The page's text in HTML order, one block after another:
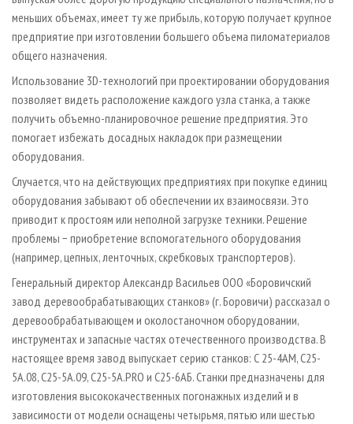
меньших объемах, имеет ту же прибыль, которую получает крупное
предприятие при изготовлении большего объема пиломатериалов
общего назначения.
Использование 3D-технологий при проектировании оборудования
позволяет видеть расположение каждого узла станка, а также
получить объемно-планировочное решение предприятия. Это
помогает избежать досадных накладок при размещении
оборудования.
Случается, что на действующих предприятиях при покупке единиц
оборудования забывают об обеспечении их взаимосвязи. Это
приводит к простоям или неполной загрузке техники. Решение
проблемы − приобретение вспомогательного оборудования
(например, цепных, ленточных, скребковых транспортеров).
Генеральный директор Александр Васильев ООО «Боровичский
завод деревообрабатывающих станков» (г. Боровичи) рассказал о
деревообрабатывающем и околостаночном оборудовании,
инструментах и запасные частях отечественного производства. В
настоящее время завод выпускает серию станков: С 25-4АМ, С25-
5А.08, С25-5А.09, С25-5А.PRO и С25-6АБ. Станки предназначены для
изготовления высококачественных погонажных изделий и в
зависимости от модели оснащены четырьмя, пятью или шестью